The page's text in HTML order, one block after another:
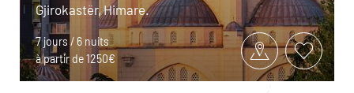
Gjirokastër, Himare.
7 jours / 6 nuits
à partir de 1250€